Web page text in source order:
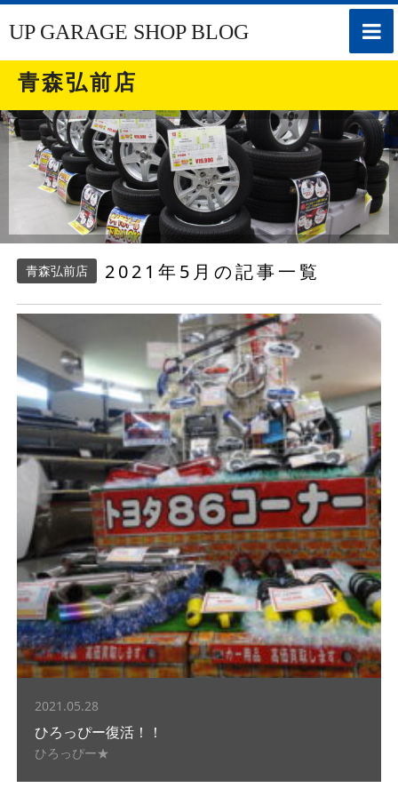
toggle
UP GARAGE SHOP BLOG
青森弘前店
青森弘前店 2021年5月の記事一覧
2021.05.28
ひろっぴー復活！！
ひろっぴー★